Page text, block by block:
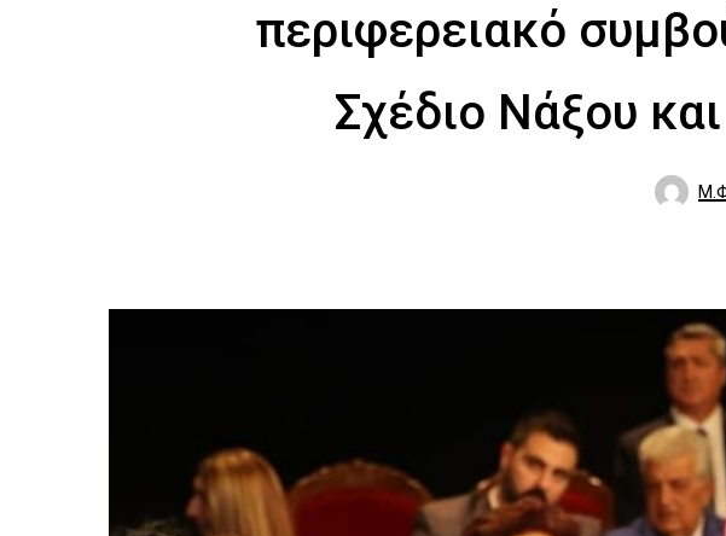
περιφερειακό
Σχέδιο Νάξου